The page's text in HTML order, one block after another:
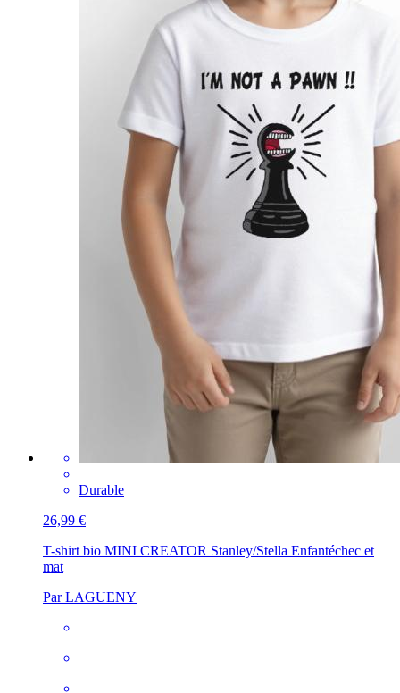
Durable
26,99 €
T-shirt bio MINI CREATOR Stanley/Stella Enfantéchec et
mat
Par LAGUENY